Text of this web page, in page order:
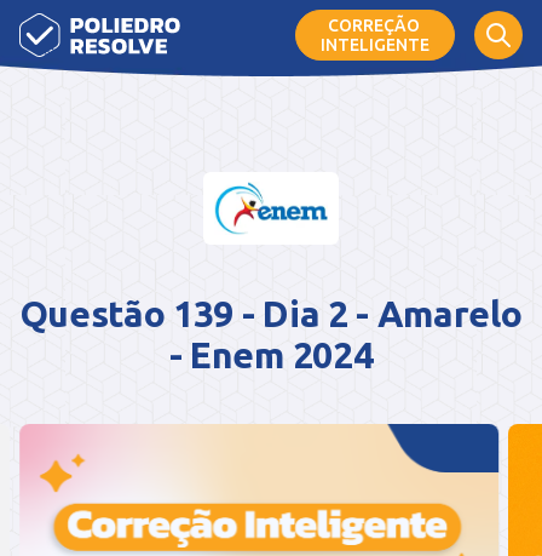
CORREÇÃO
INTELIGENTE
Questão 139 - Dia 2 - Amarelo
- Enem 2024